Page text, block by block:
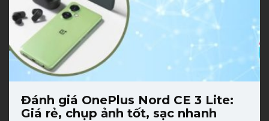
Đánh giá OnePlus Nord CE 3 Lite:
Giá rẻ, chụp ảnh tốt, sạc nhanh